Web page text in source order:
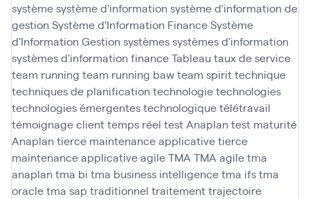
systèmesystème d'information système d'information de
gestion Système d'Information FinanceSystème
d'Information Gestion systèmessystèmes d'information
systèmes d'information financeTableau taux de service
team running team running bawteam spirittechnique
techniques de planification technologietechnologies
technologies émergentestechnologiquetélétravail
témoignage clienttemps réel test Anaplan test maturité
Anaplan tierce maintenance applicativetierce
maintenance applicative agileTMA TMA agiletma
anaplan tma bi tma business intelligencetma ifstma
oracletma sap traditionnel traitementtrajectoire